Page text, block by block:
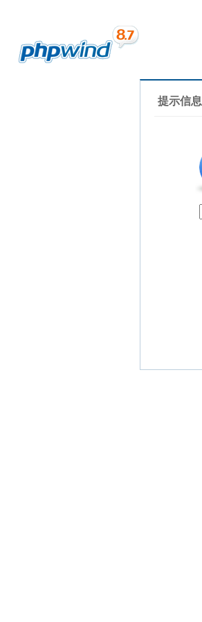
提示信息